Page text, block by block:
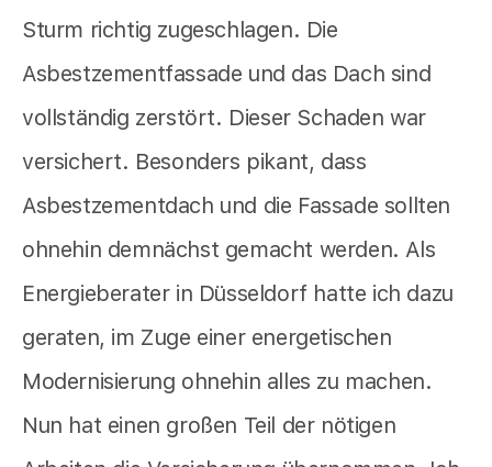
Sturm richtig zugeschlagen. Die
Asbestzementfassade und das Dach sind
vollständig zerstört. Dieser Schaden war
versichert. Besonders pikant, dass
Asbestzementdach und die Fassade sollten
ohnehin demnächst gemacht werden. Als
Energieberater in Düsseldorf hatte ich dazu
geraten, im Zuge einer energetischen
Modernisierung ohnehin alles zu machen.
Nun hat einen großen Teil der nötigen